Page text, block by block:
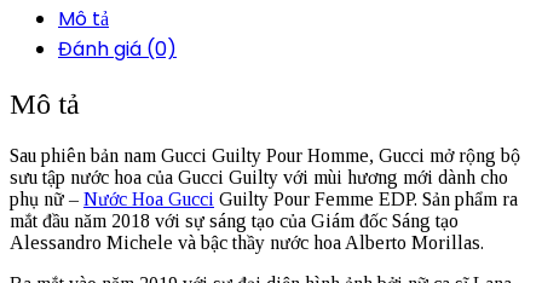
Mô tả
Đánh giá (0)
Mô tả
Sau phiên bản nam Gucci Guilty Pour Homme, Gucci mở rộng bộ
sưu tập nước hoa của Gucci Guilty với mùi hương mới dành cho
phụ nữ – Nước Hoa Gucci Guilty Pour Femme EDP. Sản phẩm ra
mắt đầu năm 2018 với sự sáng tạo của Giám đốc Sáng tạo
Alessandro Michele và bậc thầy nước hoa Alberto Morillas.